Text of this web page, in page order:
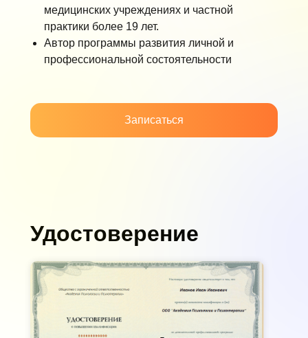
Записаться
медицинских учреждениях и частной
практики более 19 лет.
Автор программы развития личной и
профессиональной состоятельности
Удостоверение